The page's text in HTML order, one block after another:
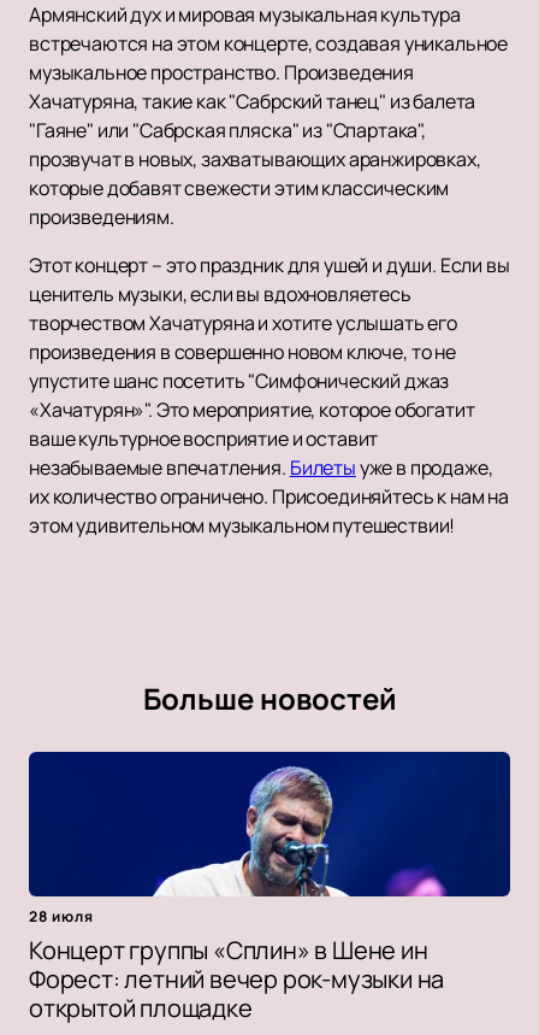
Армянский дух и мировая музыкальная культура
встречаются на этом концерте, создавая уникальное
музыкальное пространство. Произведения
Хачатуряна, такие как "Сабрский танец" из балета
"Гаяне" или "Сабрская пляска" из "Спартака",
прозвучат в новых, захватывающих аранжировках,
которые добавят свежести этим классическим
произведениям.
Этот концерт – это праздник для ушей и души. Если вы
ценитель музыки, если вы вдохновляетесь
творчеством Хачатуряна и хотите услышать его
произведения в совершенно новом ключе, то не
упустите шанс посетить "Симфонический джаз
«Хачатурян»". Это мероприятие, которое обогатит
ваше культурное восприятие и оставит
незабываемые впечатления. Билетыуже в продаже,
их количество ограничено. Присоединяйтесь к нам на
этом удивительном музыкальном путешествии!
Больше новостей
28 июля
Концерт группы «Сплин» в Шене ин
Форест: летний вечер рок-музыки на
открытой площадке